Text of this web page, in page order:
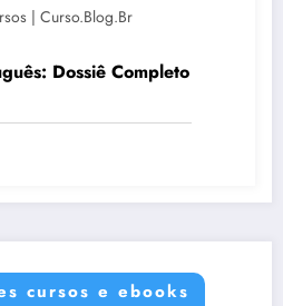
| Curso.blog.br
Dossiê Completo
cursos e ebooks